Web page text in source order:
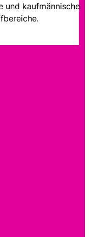
und kaufmännische